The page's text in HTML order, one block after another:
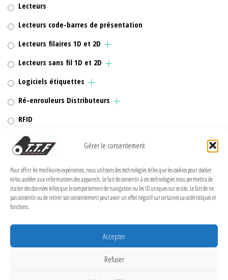
Gérer le consentement
Pour offrir les meilleures expériences, nous utilisons des technologies telles que les cookies pour stocker
et/ou accéder aux informations des appareils. Le fait de consentir à ces technologies nous permettra de
traiter des données telles que le comportement de navigation ou les ID uniques sur ce site. Le fait de ne
pas consentir ou de retirer son consentement peut avoir un effet négatif sur certaines caractéristiques et
fonctions.
Accepter
Refuser
Lecteurs
Lecteurs code-barres de présentation
Lecteurs filaires 1D et 2D
Lecteurs sans fil 1D et 2D
Logiciels étiquettes
Ré-enrouleurs Distributeurs
RFID
Rubans transfert thermique
Têtes d'impression
Politique de cookies (UE)